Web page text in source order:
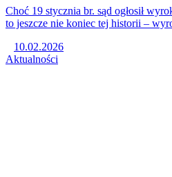
Choć 19 stycznia br. sąd ogłosił
to jeszcze nie koniec tej historii –
10.02.2026
Aktualności